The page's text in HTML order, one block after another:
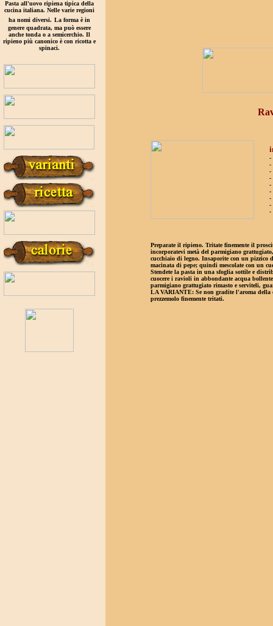
Pasta all'uovo ripiena tipica della
cucina italiana. Nelle varie regioni
ha nomi diversi. La forma è in
genere quadrata, ma può essere
anche tonda o a semicerchio. Il
ripieno più canonico è con ricotta e
spinaci.
-
-
-
-
-
-
-
-
-
Preparate il ripieno. Tritate finemente il
incorporatevi metà del parmigiano
cucchiaio di legno. Insaporite con un pizzico
macinata di pepe; quindi mescolate con un
Stendete la pasta in una sfoglia sottile e
cuocere i ravioli in abbondan­te acqua
parmigiano grattugiato rimasto e serviteli,
LA VARIANTE: Se non gradite l'aroma della
prezzemolo finemente tritati.